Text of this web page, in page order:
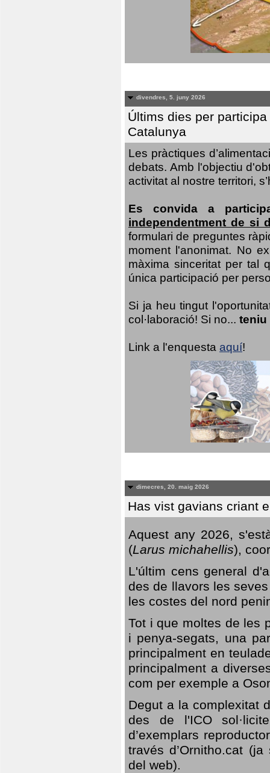
divendres, 5. juny 2026
Últims dies per
Catalunya
Les pràctiques
debats. Amb l'objectiu
activitat al nostre territori,
Es convida a
independentment de si
formulari de preguntes
moment l'anonimat. No
màxima sinceritat per tal
única participació per
Si ja heu tingut
col·laboració! Si no... teniu
Link a l'enquesta aquí!
dimecres, 20. maig 2026
Has vist gavians criant
Aquest any 2026,
(Larus michahellis),
L'últim cens general
des de llavors les
les costes del nord
Tot i que moltes de les
i penya-segats, una
principalment en
principalment a
com per exemple a
Degut a la complexitat
des de l'ICO
d’exemplars
través d’Ornitho.cat
del web).